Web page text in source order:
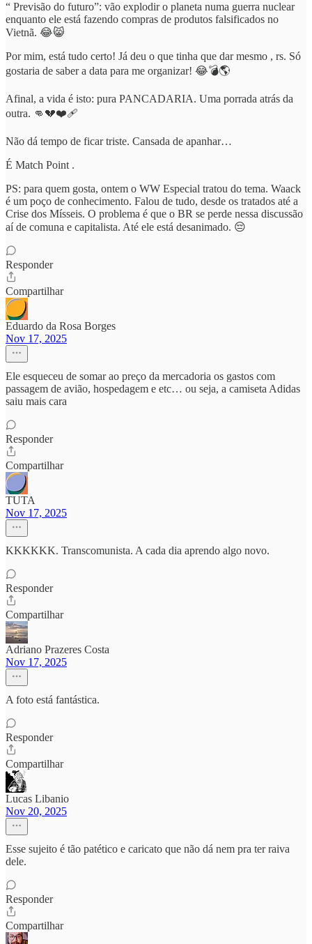
“ Previsão do futuro”: vão explodir o planeta numa guerra nuclear
enquanto ele está fazendo compras de produtos falsificados no
Vietnã. 😂😸
Por mim, está tudo certo! Já deu o que tinha que dar mesmo , rs. Só
gostaria de saber a data para me organizar! 😂💣🌎
Afinal, a vida é isto: pura PANCADARIA. Uma porrada atrás da
outra. 👊💔❤️‍🩹
Não dá tempo de ficar triste. Cansada de apanhar…
É Match Point .
PS: para quem gosta, ontem o WW Especial tratou do tema. Waack
é um poço de conhecimento. Falou de tudo, desde os tratados até a
Crise dos Mísseis. O problema é que o BR se perde nessa discussão
aí de comuna e capitalista. Até ele está desanimado. 😔
Responder
Compartilhar
Eduardo da Rosa Borges
Nov 17, 2025
Ele esqueceu de somar ao preço da mercadoria os gastos com
passagem de avião, hospedagem e etc… ou seja, a camiseta Adidas
saiu mais cara
Responder
Compartilhar
TUTA
Nov 17, 2025
KKKKKK. Transcomunista. A cada dia aprendo algo novo.
Responder
Compartilhar
Adriano Prazeres Costa
Nov 17, 2025
A foto está fantástica.
Responder
Compartilhar
Lucas Libanio
Nov 20, 2025
Esse sujeito é tão patético e caricato que não dá nem pra ter raiva
dele.
Responder
Compartilhar